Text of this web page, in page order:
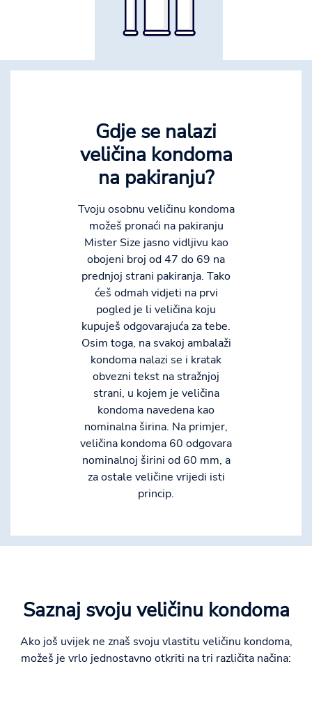
Gdje se nalazi
veličina kondoma
na pakiranju?
Tvoju osobnu veličinu kondoma
možeš pronaći na pakiranju
Mister Size jasno vidljivu kao
obojeni broj od 47 do 69 na
prednjoj strani pakiranja. Tako
ćeš odmah vidjeti na prvi
pogled je li veličina koju
kupuješ odgovarajuća za tebe.
Osim toga, na svakoj ambalaži
kondoma nalazi se i kratak
obvezni tekst na stražnjoj
strani, u kojem je veličina
kondoma navedena kao
nominalna širina. Na primjer,
veličina kondoma 60 odgovara
nominalnoj širini od 60 mm, a
za ostale veličine vrijedi isti
princip.
Saznaj svoju veličinu kondoma
Ako još uvijek ne znaš svoju vlastitu veličinu kondoma,
možeš je vrlo jednostavno otkriti na tri različita načina: